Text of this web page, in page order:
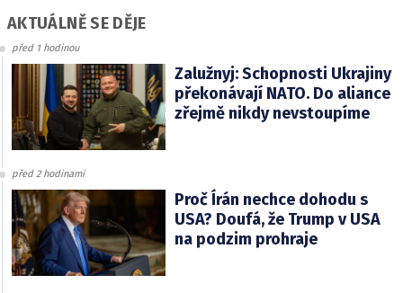
AKTUÁLNĚ SE DĚJE
před 1 hodinou
Zalužnyj: Schopnosti Ukrajiny
překonávají NATO. Do aliance
zřejmě nikdy nevstoupíme
před 2 hodinami
Proč Írán nechce dohodu s
USA? Doufá, že Trump v USA
na podzim prohraje